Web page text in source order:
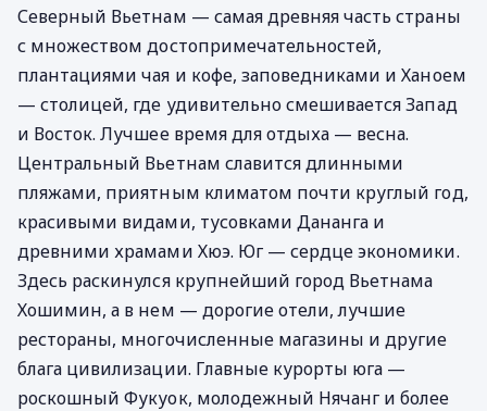
Северный Вьетнам — самая древняя часть страны
с множеством достопримечательностей,
плантациями чая и кофе, заповедниками и Ханоем
— столицей, где удивительно смешивается Запад
и Восток. Лучшее время для отдыха — весна.
Центральный Вьетнам славится длинными
пляжами, приятным климатом почти круглый год,
красивыми видами, тусовками Дананга и
древними храмами Хюэ. Юг — сердце экономики.
Здесь раскинулся крупнейший город Вьетнама
Хошимин, а в нем — дорогие отели, лучшие
рестораны, многочисленные магазины и другие
блага цивилизации. Главные курорты юга —
роскошный Фукуок, молодежный Нячанг и более